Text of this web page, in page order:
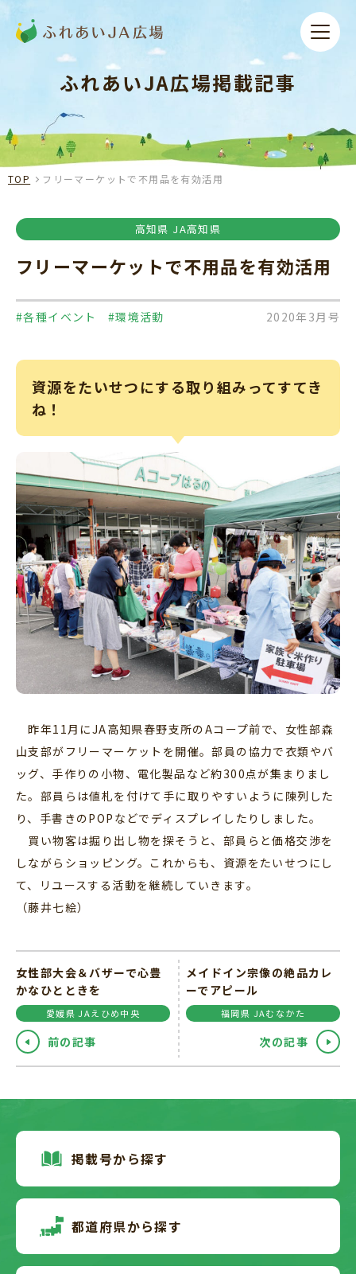
ふれあいJA広場掲載記事
TOP フリーマーケットで不用品を有効活用
高知県 JA高知県
フリーマーケットで不用品を有効活用
#各種イベント #環境活動 2020年3月号
資源をたいせつにする取り組みってすてき
ね！
昨年11月にJA高知県春野支所のAコープ前で、女性部森
山支部がフリーマーケットを開催。部員の協力で衣類やバ
ッグ、手作りの小物、電化製品など約300点が集まりまし
た。部員らは値札を付けて手に取りやすいように陳列した
り、手書きのPOPなどでディスプレイしたりしました。
買い物客は掘り出し物を探そうと、部員らと価格交渉を
しながらショッピング。これからも、資源をたいせつにし
て、リユースする活動を継続していきます。
（藤井七絵）
女性部大会＆バザーで心豊
かなひとときを
愛媛県 JAえひめ中央
前の記事
メイドイン宗像の絶品カレ
ーでアピール
福岡県 JAむなかた
次の記事
掲載号から探す
都道府県から探す